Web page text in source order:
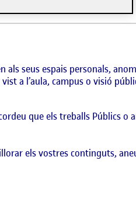
seus espais personals,
a l’aula, campus o visió
que els treballs Públics o
els vostres continguts,